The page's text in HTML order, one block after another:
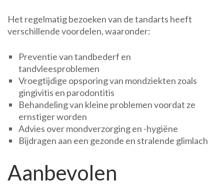
Het regelmatig bezoeken van de tandarts heeft
verschillende voordelen, waaronder:
Preventie van tandbederf en
tandvleesproblemen
Vroegtijdige opsporing van mondziekten zoals
gingivitis en parodontitis
Behandeling van kleine problemen voordat ze
ernstiger worden
Advies over mondverzorging en -hygiëne
Bijdragen aan een gezonde en stralende glimlach
Aanbevolen